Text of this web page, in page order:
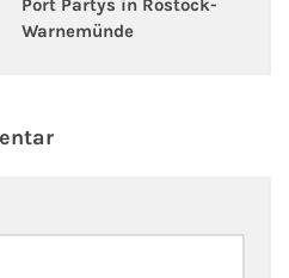
Port Partys in Rostock-
Warnemünde